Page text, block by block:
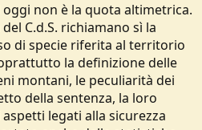
non è la quota altimetrica.
C.d.S. richiamano sì la
di specie riferita al territorio
la definizione delle
montani, le peculiarità dei
della sentenza, la loro
legati alla sicurezza